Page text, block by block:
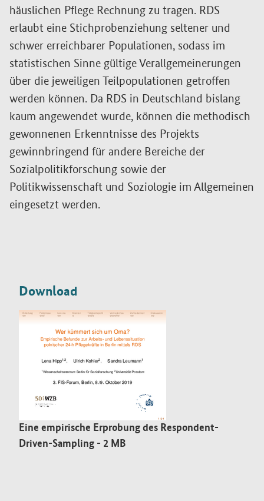
Zusatzinformationen
Download
Eine empirische Erprobung des Respondent-
Driven-Sampling - 2 MB
häuslichen Pflege Rechnung zu tragen. RDS
erlaubt eine Stichprobenziehung seltener und
schwer erreichbarer Populationen, sodass im
statistischen Sinne gültige Verallgemeinerungen
über die jeweiligen Teilpopulationen getroffen
werden können. Da RDS in Deutschland bislang
kaum angewendet wurde, können die methodisch
gewonnenen Erkenntnisse des Projekts
gewinnbringend für andere Bereiche der
Sozialpolitikforschung sowie der
Politikwissenschaft und Soziologie im Allgemeinen
eingesetzt werden.